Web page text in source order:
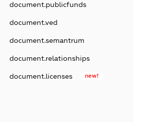
document.publicfunds
document.ved
document.semantrum
document.relationships
document.licenses new!